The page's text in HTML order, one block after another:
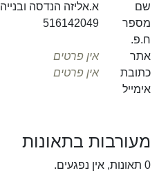
א.אליזה הנדסה ובנייה
516142049
אין פרטים
אין פרטים
בתאונות